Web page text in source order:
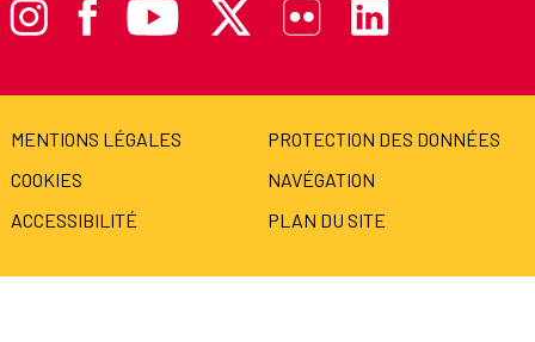
MENTIONS LÉGALES
PROTECTION DES DONNÉES
COOKIES
NAVÉGATION
ACCESSIBILITÉ
PLAN DU SITE